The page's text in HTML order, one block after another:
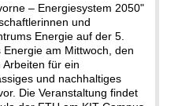
– Energiesystem 2050"
und
Energie auf der 5.
am Mittwoch, den
für ein
und nachhaltiges
Die Veranstaltung findet